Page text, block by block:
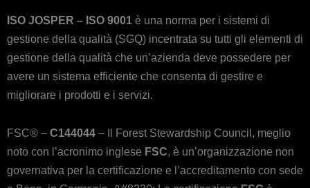
ISO JOSPER – ISO 9001 è una norma per i sistemi di
gestione della qualità (SGQ) incentrata su tutti gli elementi di
gestione della qualità che un’azienda deve possedere per
avere un sistema efficiente che consenta di gestire e
migliorare i prodotti e i servizi.
FSC® – C144044 – Il Forest Stewardship Council, meglio
noto con l’acronimo inglese FSC, è un’organizzazione non
governativa per la certificazione e l’accreditamento con sede